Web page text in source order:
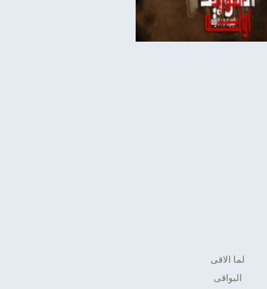
لما الاقى
البواقى